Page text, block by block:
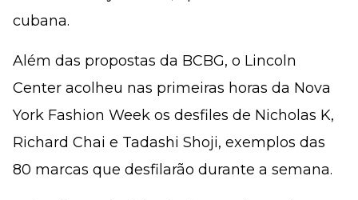
cubana.
Além das propostas da BCBG, o Lincoln
Center acolheu nas primeiras horas da Nova
York Fashion Week os desfiles de Nicholas K,
Richard Chai e Tadashi Shoji, exemplos das
80 marcas que desfilarão durante a semana.